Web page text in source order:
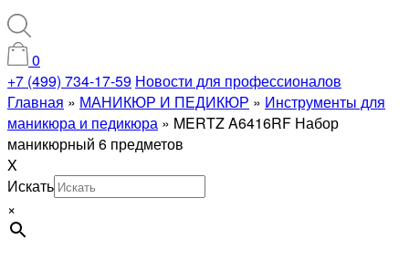
0
+7 (499) 734-17-59 Новости для профессионалов
Главная » МАНИКЮР И ПЕДИКЮР » Инструменты для
маникюра и педикюра » MERTZ A6416RF Набор
маникюрный 6 предметов
X
Искать
×